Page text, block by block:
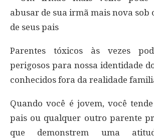
abusar de sua irmã mais nova sob
de seus pais
Parentes tóxicos às vezes
perigosos para nossa identidade
conhecidos fora da realidade
Quando você é jovem, você
pais ou qualquer outro parente
que demonstrem uma